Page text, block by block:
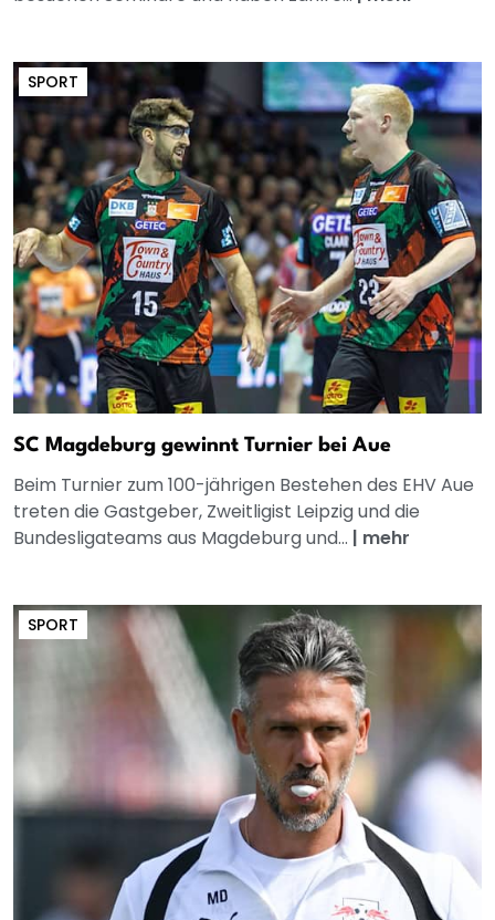
SPORT
SC Magdeburg gewinnt Turnier bei Aue
Beim Turnier zum 100-jährigen Bestehen des EHV Aue
treten die Gastgeber, Zweitligist Leipzig und die
Bundesligateams aus Magdeburg und... | mehr
SPORT